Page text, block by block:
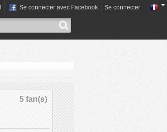
Se connecter avec Facebook Se connecter
5 fan(s)